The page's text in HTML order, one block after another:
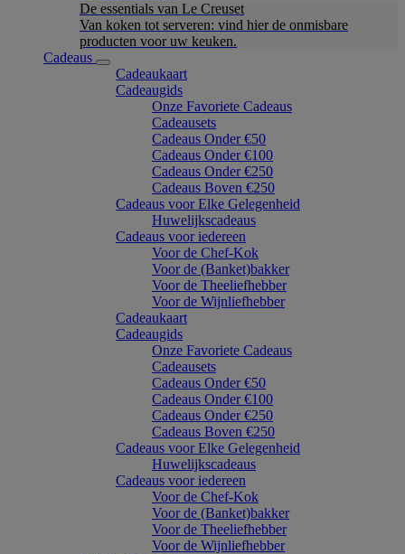
De essentials van Le Creuset
Van koken tot serveren: vind hier de onmisbare
producten voor uw keuken.
Cadeaus
Cadeaukaart
Cadeaugids
Onze Favoriete Cadeaus
Cadeausets
Cadeaus Onder €50
Cadeaus Onder €100
Cadeaus Onder €250
Cadeaus Boven €250
Cadeaus voor Elke Gelegenheid
Huwelijkscadeaus
Cadeaus voor iedereen
Voor de Chef-Kok
Voor de (Banket)bakker
Voor de Theeliefhebber
Voor de Wijnliefhebber
Cadeaukaart
Cadeaugids
Onze Favoriete Cadeaus
Cadeausets
Cadeaus Onder €50
Cadeaus Onder €100
Cadeaus Onder €250
Cadeaus Boven €250
Cadeaus voor Elke Gelegenheid
Huwelijkscadeaus
Cadeaus voor iedereen
Voor de Chef-Kok
Voor de (Banket)bakker
Voor de Theeliefhebber
Voor de Wijnliefhebber